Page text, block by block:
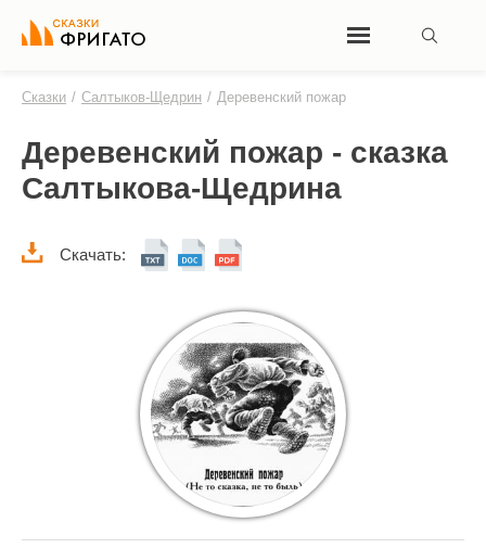
Сказки / Салтыков-Щедрин / Деревенский пожар
Деревенский пожар - сказка
Салтыкова-Щедрина
Скачать: